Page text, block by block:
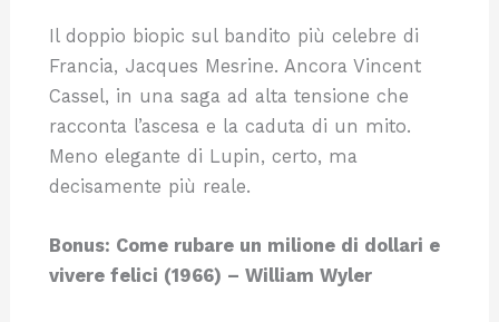
Il doppio biopic sul bandito più celebre di
Francia, Jacques Mesrine. Ancora Vincent
Cassel, in una saga ad alta tensione che
racconta l’ascesa e la caduta di un mito.
Meno elegante di Lupin, certo, ma
decisamente più reale.
Bonus: Come rubare un milione di dollari e
vivere felici (1966) – William Wyler